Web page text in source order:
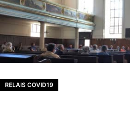
RELAIS COVID19